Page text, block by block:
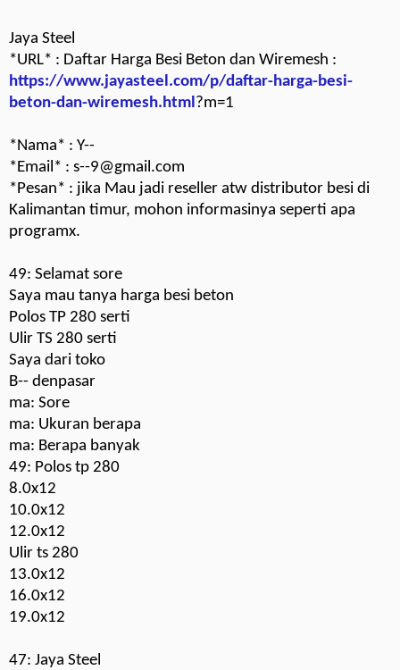
Jaya Steel
*URL* : Daftar Harga Besi Beton dan Wiremesh :
https://www.jayasteel.com/p/daftar-harga-besi-
beton-dan-wiremesh.html?m=1
*Nama* : Y--
*Email* : s--9@gmail.com
*Pesan* : jika Mau jadi reseller atw distributor besi di
Kalimantan timur, mohon informasinya seperti apa
programx.
49: Selamat sore
Saya mau tanya harga besi beton
Polos TP 280 serti
Ulir TS 280 serti
Saya dari toko
B-- denpasar
ma: Sore
ma: Ukuran berapa
ma: Berapa banyak
49: Polos tp 280
8.0x12
10.0x12
12.0x12
Ulir ts 280
13.0x12
16.0x12
19.0x12
47: Jaya Steel